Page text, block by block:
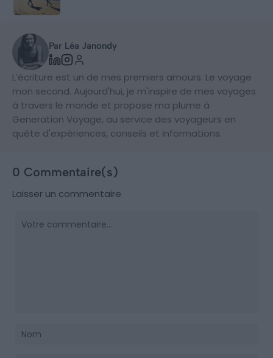
Par Léa Janondy
L’écriture est un de mes premiers amours. Le voyage
mon second. Aujourd'hui, je m'inspire de mes voyages
à travers le monde et propose ma plume à
Generation Voyage, au service des voyageurs en
quête d'expériences, conseils et informations.
0 Commentaire(s)
Laisser un commentaire